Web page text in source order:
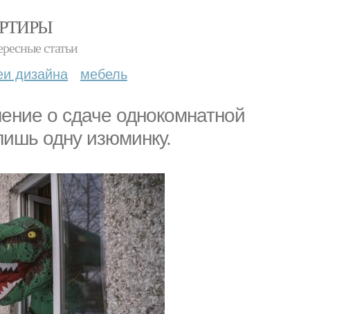
статьи
дизайна мебель
о сдаче однокомнатной
одну изюминку.